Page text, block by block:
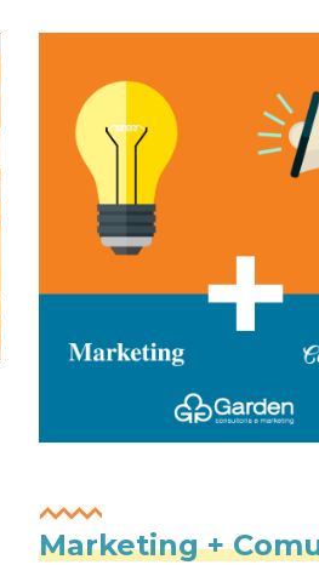
Marketing +